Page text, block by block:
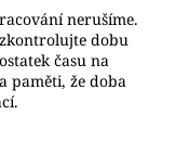
nerušíme.
dobu
času na
paměti, že doba